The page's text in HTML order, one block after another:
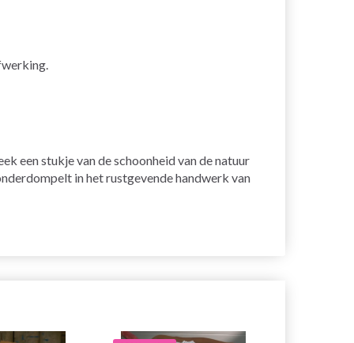
een stukje van de schoonheid van de natuur
in het rustgevende handwerk van